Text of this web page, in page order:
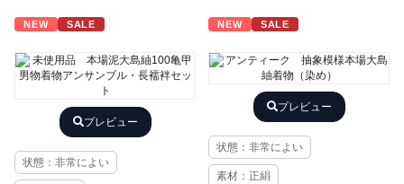
NEW SALE
プレビュー
状態：非常によい
NEW SALE
プレビュー
状態：非常によい
素材：正絹